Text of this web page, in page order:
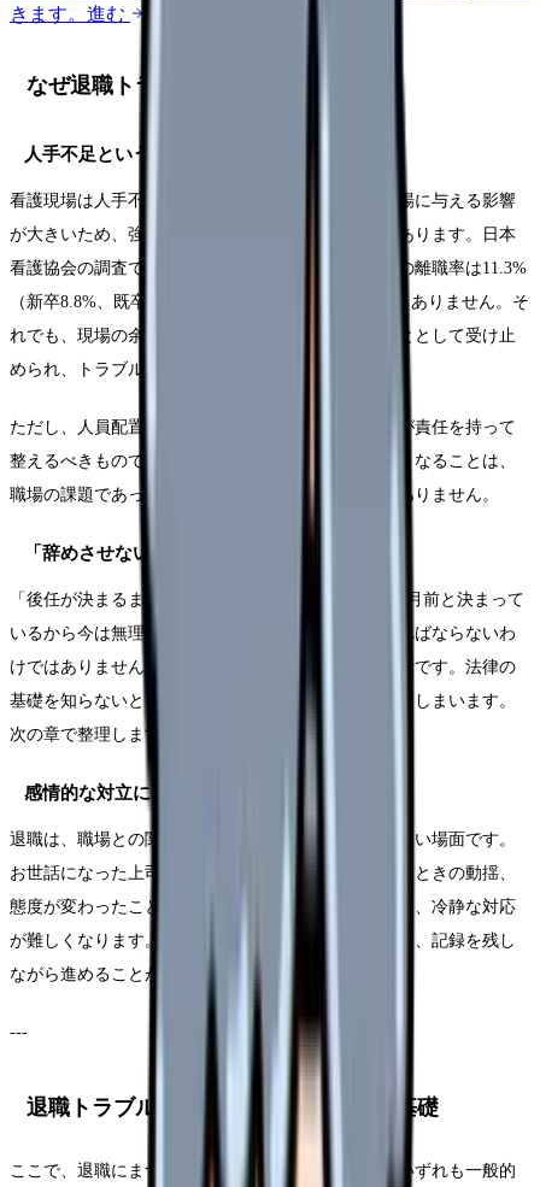
きます。 進む
なぜ退職トラブルが起きるのか
人手不足という職場の事情
看護現場は人手不足の職場が多く、一人の退職が職場に与える影響
が大きいため、強い引き止めが起こりやすい背景があります。日本
看護協会の調査では、2023年度の正規雇用看護職員の離職率は11.3%
（新卒8.8%、既卒16.1%）で、退職そのものは珍しくありません。そ
れでも、現場の余裕のなさから、退職が「困る」こととして受け止
められ、トラブルに発展することがあります。
ただし、人員配置は本来、職場（管理者・経営側）が責任を持って
整えるべきものです。あなたの退職で人手が足りなくなることは、
職場の課題であって、あなたが我慢で埋める義務はありません。
「辞めさせない」という対応の誤解
「後任が決まるまで辞めさせない」「就業規則で1か月前と決まって
いるから今は無理」といった対応に、必ず従わなければならないわ
けではありません。退職の権利と職場の都合は別の話です。法律の
基礎を知らないと、こうした言葉に必要以上に怯えてしまいます。
次の章で整理します。
感情的な対立になりやすい
退職は、職場との関係が絡むため、感情的になりやすい場面です。
お世話になった上司への申し訳なさ、引き止められたときの動揺、
態度が変わったことへの傷つき——感情が先に立つと、冷静な対応
が難しくなります。だからこそ、事実と気持ちを分け、記録を残し
ながら進めることが大切です。
---
退職トラブルで知っておきたい法律の基礎
ここで、退職にまつわる法律の基礎を整理します。いずれも一般的